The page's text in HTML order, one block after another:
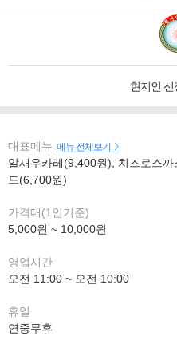
현지인 선
대표메뉴 메뉴 전체보기
알새우카레(9,400원), 치즈로스
드(6,700원)
가격대(1인기준)
5,000원 ~ 10,000원
영업시간
오전 11:00 ~ 오전 10:00
휴일
연중무휴